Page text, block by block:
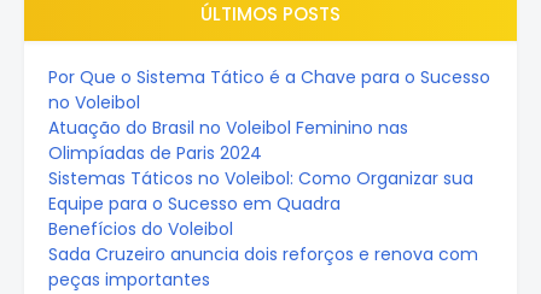
ÚLTIMOS POSTS
Por Que o Sistema Tático é a Chave para o Sucesso
no Voleibol
Atuação do Brasil no Voleibol Feminino nas
Olimpíadas de Paris 2024
Sistemas Táticos no Voleibol: Como Organizar sua
Equipe para o Sucesso em Quadra
Benefícios do Voleibol
Sada Cruzeiro anuncia dois reforços e renova com
peças importantes